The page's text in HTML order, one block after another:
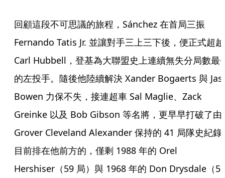
回顧這段不可思議的旅程，Sánchez 在首局三振
Fernando Tatis Jr. 並讓對手三上三下後，便正式超越
Carl Hubbell，登基為大聯盟史上連續無失分局數最
的左投手。隨後他陸續解決 Xander Bogaerts 與
Bowen 力保不失，接連超車 Sal Maglie、Zack
Greinke 以及 Bob Gibson 等名將，更早早打破了由
Grover Cleveland Alexander 保持的 41 局隊史紀錄
目前排在他前方的，僅剩 1988 年的 Orel
Hershiser（59 局）與 1968 年的 Don Drysdale（58